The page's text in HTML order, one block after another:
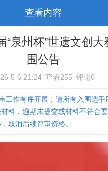
查看内容
“泉州杯”世遗文创大
围公告
5-6 21:24 查看255 评论0
工作有序开展，请所有入围选手
料，逾期未提交或材料不符合
取消后续评审资格。 ...